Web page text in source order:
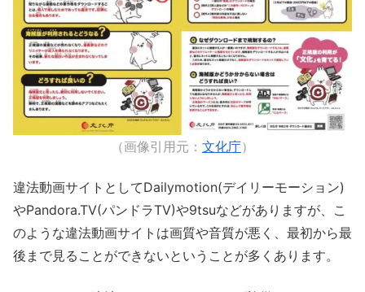
（画像引用元： 文化庁）
違法動画サイトとしてDailymotion(デイリーモーション)
やPandora.TV(パンドラTV)や9tsuなどがありますが、こ
のような違法動画サイトは画質や音質が悪く、最初から最
後まで見ることができないということが多くあります。